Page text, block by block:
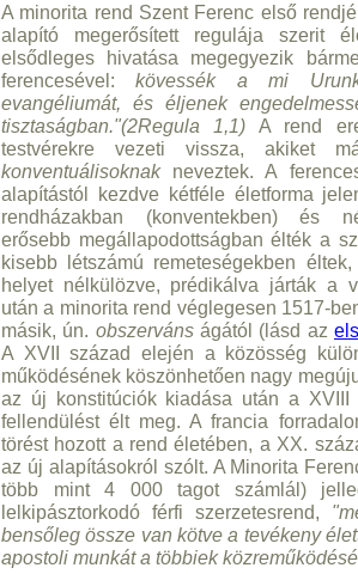
A minorita rend Szent Ferenc első
alapító megerősített regulája szerit
elsődleges hivatása megegyezik
ferencesével:kövessék a mi
evangéliumát, és éljenek
tisztaságban."(2Regula 1,1) A rend
testvérekre vezeti vissza, akiket
konventuálisoknakneveztek. A
alapítástól kezdve kétféle életforma
rendházakban (konventekben) és
erősebb megállapodottságban élték a
kisebb létszámú remeteségekben
helyet nélkülözve, prédikálva járták a
után a minorita rend véglegesen 1517-
másik, ún. obszervánságától (lásd az
A XVII század elején a közösség
működésének köszönhetően nagy
az új konstitúciók kiadása után a
fellendülést élt meg. A francia
törést hozott a rend életében, a XX.
az új alapításokról szólt. A Minorita
több mint 4 000 tagot számlál)
lelkipásztorkodó férfi szerzetesrend,
bensőleg össze van kötve a tevékeny
apostoli munkát a többiek